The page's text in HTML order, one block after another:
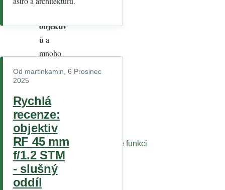
Od martinkamin, 6 Prosinec
2025
Rychlá
recenze:
objektiv
RF 45 mm
f/1.2 STM
- slušný
oddíl
objektiv
ů a
mnoho
dalších
Posledn
í
koment
áře
uprime receno, tuhle funkci
Cena 4000 Kč
Pevná.